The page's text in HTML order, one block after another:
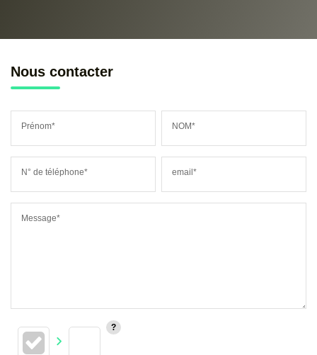
Nous contacter
Prénom* NOM*
N° de téléphone* email*
Message*